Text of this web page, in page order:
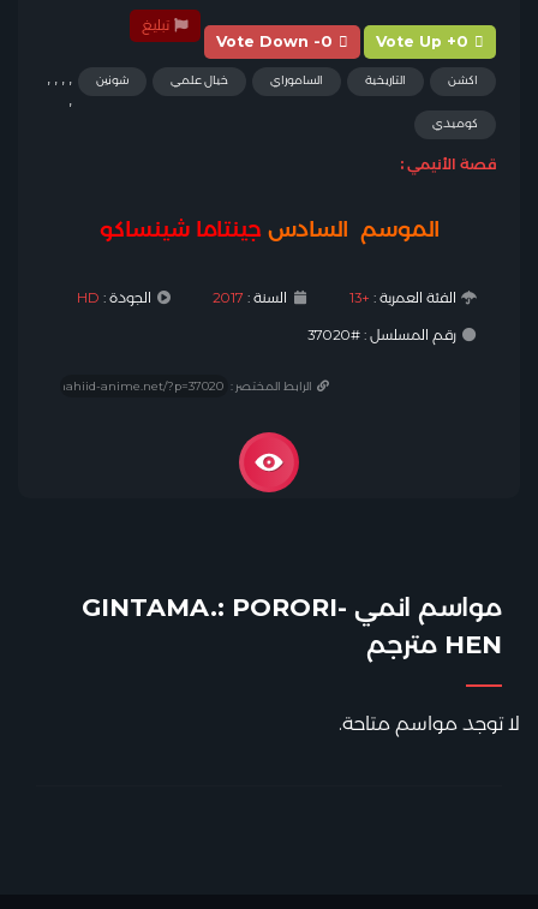
Vote Up +0
Vote Down -0
تبليغ
اكشن , التاريخية , الساموراي , خيال علمي , شونين
,
كوميدي
قصة الأنيمي :
الموسم السادسجينتاما شينساكو
الفئة العمرية : +13 السنة : 2017 الجودة : HD
رقم المسلسل : #37020
الرابط المختصر :
مواسم انمي GINTAMA.: PORORI-
HEN مترجم
لا توجد مواسم متاحة.